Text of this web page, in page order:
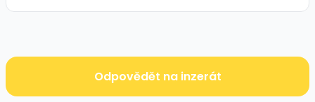
Odpovědět na inzerát